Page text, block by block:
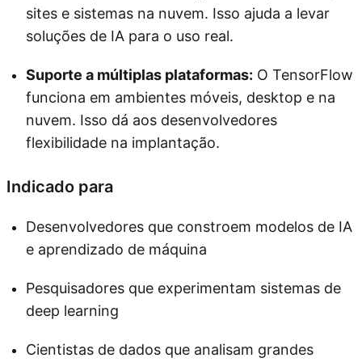
sites e sistemas na nuvem. Isso ajuda a levar
soluções de IA para o uso real.
Suporte a múltiplas plataformas: O TensorFlow
funciona em ambientes móveis, desktop e na
nuvem. Isso dá aos desenvolvedores
flexibilidade na implantação.
Indicado para
Desenvolvedores que constroem modelos de IA
e aprendizado de máquina
Pesquisadores que experimentam sistemas de
deep learning
Cientistas de dados que analisam grandes